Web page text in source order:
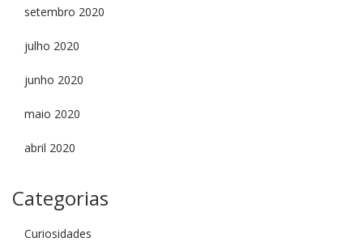
setembro 2020
julho 2020
junho 2020
maio 2020
abril 2020
Categorias
Curiosidades